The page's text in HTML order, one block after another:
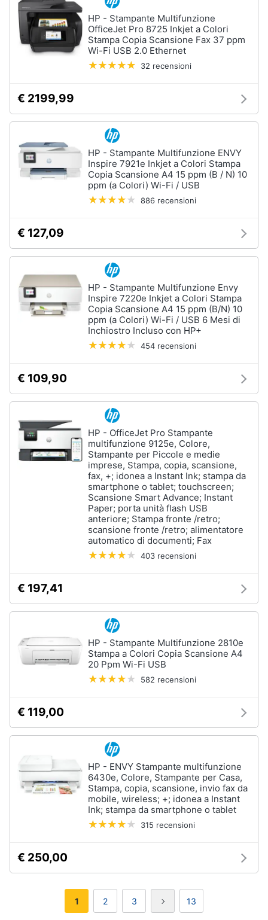
HP - Stampante Multifunzione
OfficeJet Pro 8725 Inkjet a Colori
Stampa Copia Scansione Fax 37 ppm
Wi-Fi USB 2.0 Ethernet
32 recensioni
€ 2199,99
HP - Stampante Multifunzione ENVY
Inspire 7921e Inkjet a Colori Stampa
Copia Scansione A4 15 ppm (B / N) 10
ppm (a Colori) Wi-Fi / USB
886 recensioni
€ 127,09
HP - Stampante Multifunzione Envy
Inspire 7220e Inkjet a Colori Stampa
Copia Scansione A4 15 ppm (B/N) 10
ppm (a Colori) Wi-Fi / USB 6 Mesi di
Inchiostro Incluso con HP+
454 recensioni
€ 109,90
HP - OfficeJet Pro Stampante
multifunzione 9125e, Colore,
Stampante per Piccole e medie
imprese, Stampa, copia, scansione,
fax, +; idonea a Instant Ink; stampa da
smartphone o tablet; touchscreen;
Scansione Smart Advance; Instant
Paper; porta unità flash USB
anteriore; Stampa fronte /retro;
scansione fronte /retro; alimentatore
automatico di documenti; Fax
403 recensioni
€ 197,41
HP - Stampante Multifunzione 2810e
Stampa a Colori Copia Scansione A4
20 Ppm Wi-Fi USB
582 recensioni
€ 119,00
HP - ENVY Stampante multifunzione
6430e, Colore, Stampante per Casa,
Stampa, copia, scansione, invio fax da
mobile, wireless; +; idonea a Instant
Ink; stampa da smartphone o tablet
315 recensioni
€ 250,00
1 2 3 13